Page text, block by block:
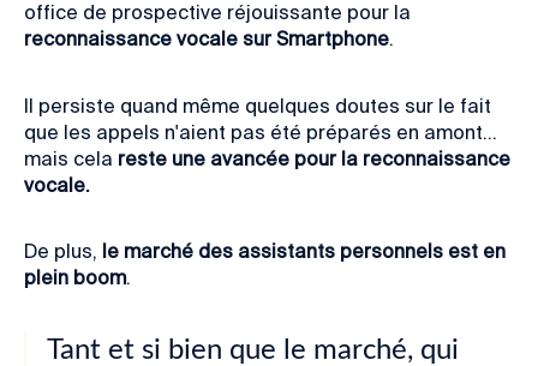
office de prospective réjouissante pour la
reconnaissance vocale sur Smartphone.
Il persiste quand même quelques doutes sur le fait
que les appels n'aient pas été préparés en amont…
mais cela reste une avancée pour la reconnaissance
vocale.
De plus, le marché des assistants personnels est en
plein boom.
Tant et si bien que le marché, qui